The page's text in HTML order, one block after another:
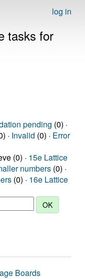
log in
tasks for
pending (0) ·
· Invalid (0) · Error
(0) · 15e Lattice
numbers (0) ·
(0) · 16e Lattice
Boards